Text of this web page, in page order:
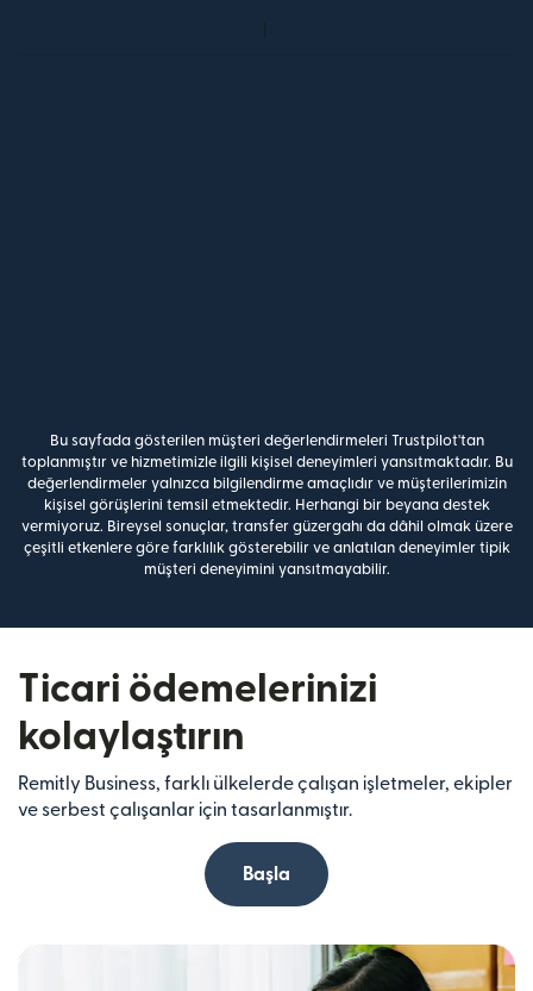
Bu sayfada gösterilen müşteri değerlendirmeleri Trustpilot'tan
toplanmıştır ve hizmetimizle ilgili kişisel deneyimleri yansıtmaktadır. Bu
değerlendirmeler yalnızca bilgilendirme amaçlıdır ve müşterilerimizin
kişisel görüşlerini temsil etmektedir. Herhangi bir beyana destek
vermiyoruz. Bireysel sonuçlar, transfer güzergahı da dâhil olmak üzere
çeşitli etkenlere göre farklılık gösterebilir ve anlatılan deneyimler tipik
müşteri deneyimini yansıtmayabilir.
Ticari ödemelerinizi
kolaylaştırın
Remitly Business, farklı ülkelerde çalışan işletmeler, ekipler
ve serbest çalışanlar için tasarlanmıştır.
Başla